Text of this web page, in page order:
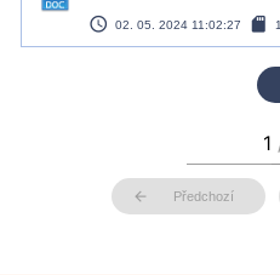
access_time 02. 05. 2024 11:02:27 sd_card
arrow_back Předchozí